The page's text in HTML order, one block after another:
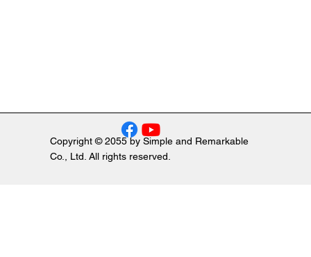
Copyright © 2055 by Simple and Remarkable
Co., Ltd. All rights reserved.